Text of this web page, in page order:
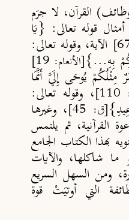
القرآن، لا جرَم
قوله تعالى: {يَا
الآية، وقوله تعالى:
بِهِ...}[الأنعام: 19]
مِثْلُكُمْ يُوحَى إِلَيَّ أَنَّمَا
، وقوله تعالى:
[ق: 45] ، وغيرها
القرآنية، ثم يلتمس
بهذا الكتاب الجامع
شاكلها، والآيات
ومن السهل السريع
التي أوتيَتْ قوة